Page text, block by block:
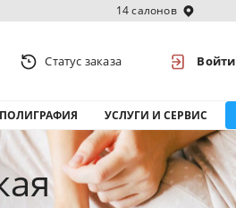
14 салонов
Статус заказа Войти
УСЛУГИ И СЕРВИС